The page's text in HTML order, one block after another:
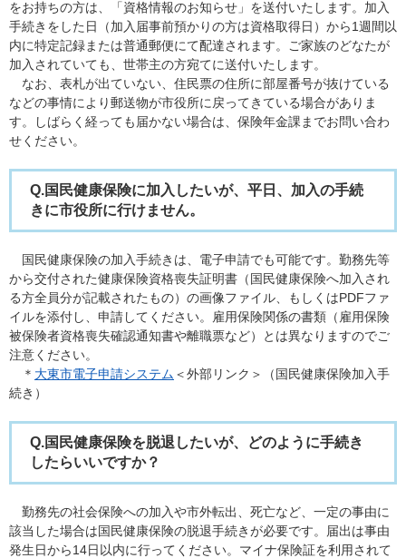
をお持ちの方は、「資格情報のお知らせ」を送付いたします。加入
手続きをした日（加入届事前預かりの方は資格取得日）から1週間以
内に特定記録または普通郵便にて配達されます。ご家族のどなたが
加入されていても、世帯主の方宛てに送付いたします。
なお、表札が出ていない、住民票の住所に部屋番号が抜けている
などの事情により郵送物が市役所に戻ってきている場合がありま
す。しばらく経っても届かない場合は、保険年金課までお問い合わ
せください。
Q.国民健康保険に加入したいが、平日、加入の手続
きに市役所に行けません。
国民健康保険の加入手続きは、電子申請でも可能です。勤務先等
から交付された健康保険資格喪失証明書（国民健康保険へ加入され
る方全員分が記載されたもの）の画像ファイル、もしくはPDFファ
イルを添付し、申請してください。雇用保険関係の書類（雇用保険
被保険者資格喪失確認通知書や離職票など）とは異なりますのでご
注意ください。
＊ 大東市電子申請システム ＜外部リンク＞
（国民健康保険加入手
続き）​
Q.国民健康保険を脱退したいが、どのように手続き
したらいいですか？
勤務先の社会保険への加入や市外転出、死亡など、一定の事由に
該当した場合は国民健康保険の脱退手続きが必要です。届出は事由
発生日から14日以内に行ってください。マイナ保険証を利用されて